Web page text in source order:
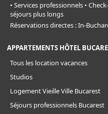
• Services professionnels •
séjours plus longs
Réservations directes : In-
APPARTEMENTS HÔTEL
Tous les location vacances
Studios
Logement Vieille Ville Bucarest
Séjours professionnels Bucarest